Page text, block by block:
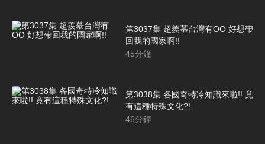
第3037集 超羨慕台灣有OO 好想帶
回我的國家啊!!
45分鐘
第3038集 各國奇特冷知識來啦!! 竟
有這種特殊文化?!
46分鐘